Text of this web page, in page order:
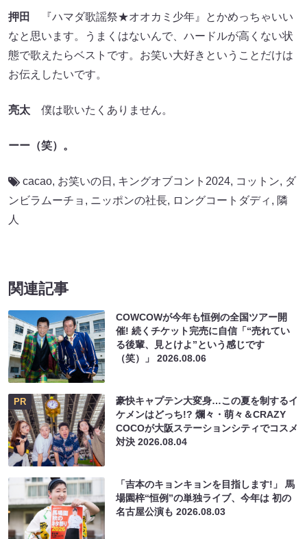
押田
『ハマダ歌謡祭★オオカミ少年』とかめっちゃいい
なと思います。うまくはないんで、ハードルが高くない状
態で歌えたらベストです。お笑い大好きということだけは
お伝えしたいです。
亮太 僕は歌いたくありません。
ーー（笑）。
cacao, お笑いの日 , キングオブコント2024, コットン, ダ
ンビラムーチョ , ニッポンの社長, ロングコートダディ , 隣
人
関連記事
COWCOWが今年も恒例の全国ツアー開
催! 続くチケット完売に自信「“売れてい
る後輩、見とけよ”という感じです
（笑）」2026.08.06
PR
豪快キャプテン大変身…この夏を制するイ
ケメンはどっち!? 爛々・萌々＆CRAZY
COCOが大阪ステーションシティでコスメ
対決2026.08.04
「吉本のキョンキョンを目指します!」 馬
場園梓“恒例”の単独ライブ、今年は 初の
名古屋公演も2026.08.03